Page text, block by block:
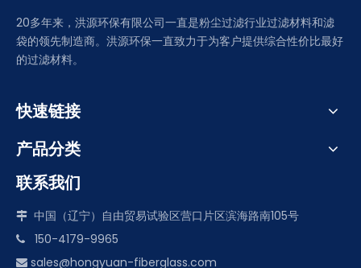
20多年来，洪源环保有限公司一直是粉尘过滤行业过滤材料和滤
袋的领先制造商。洪源环保一直致力于为客户提供综合性价比最好
的过滤材料。
快速链接
产品分类
联系我们
 中国（辽宁）自由贸易试验区营口片区滨海路南105号
 150-4179-9965
 sales@hongyuan-fiberglass.com